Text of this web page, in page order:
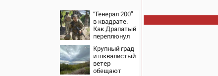
“Генерал 200”
в квадрате.
Как Драпатый
переплюнул
Крупный град
и шквалистый
ветер
обещают